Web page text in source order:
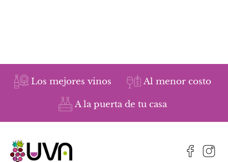
Los mejores vinos Al menor costo
A la puerta de tu casa